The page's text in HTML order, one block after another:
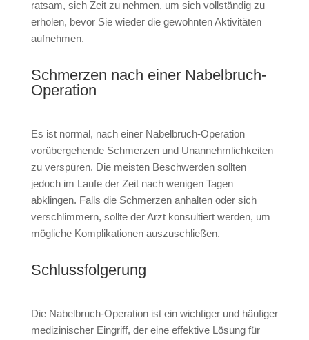
ratsam, sich Zeit zu nehmen, um sich vollständig zu
erholen, bevor Sie wieder die gewohnten Aktivitäten
aufnehmen.
Schmerzen nach einer Nabelbruch-
Operation
Es ist normal, nach einer Nabelbruch-Operation
vorübergehende Schmerzen und Unannehmlichkeiten
zu verspüren. Die meisten Beschwerden sollten
jedoch im Laufe der Zeit nach wenigen Tagen
abklingen. Falls die Schmerzen anhalten oder sich
verschlimmern, sollte der Arzt konsultiert werden, um
mögliche Komplikationen auszuschließen.
Schlussfolgerung
Die Nabelbruch-Operation ist ein wichtiger und häufiger
medizinischer Eingriff, der eine effektive Lösung für